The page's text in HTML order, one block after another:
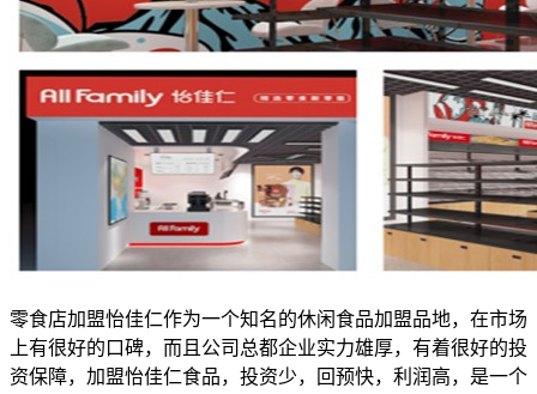
零食店加盟怡佳仁作为一个知名的休闲食品加盟品地，在市场
上有很好的口碑，而且公司总都企业实力雄厚，有着很好的投
资保障，加盟怡佳仁食品，投资少，回预快，利润高，是一个